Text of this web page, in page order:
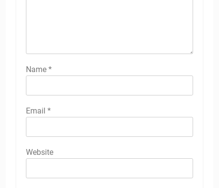
Name *
Email *
Website